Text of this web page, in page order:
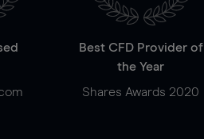
Best CFD Provider of
the Year
Shares Awards 2020